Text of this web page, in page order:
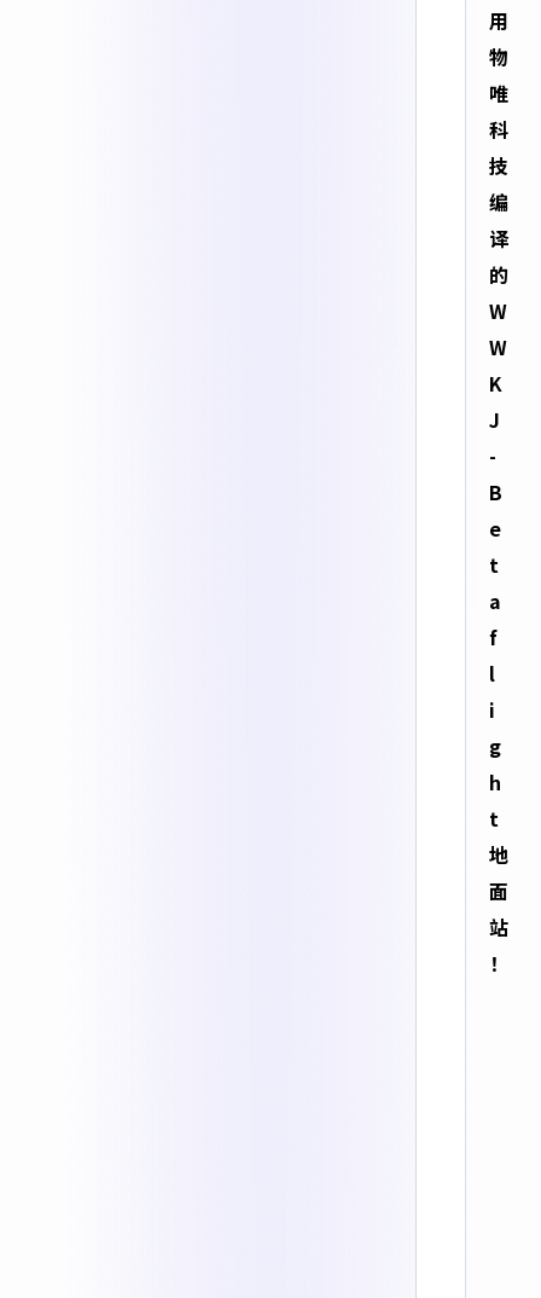
用
物
唯
科
技
编
译
的
W
W
K
J
-
B
e
t
a
f
l
i
g
h
t
地
面
站
！